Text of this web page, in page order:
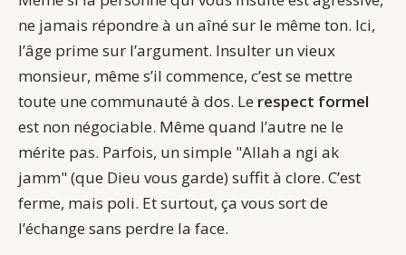
ne jamais répondre à un aîné sur le même ton. Ici,
l’âge prime sur l’argument. Insulter un vieux
monsieur, même s’il commence, c’est se mettre
toute une communauté à dos. Le respect formel
est non négociable. Même quand l’autre ne le
mérite pas. Parfois, un simple "Allah a ngi ak
jamm" (que Dieu vous garde) suffit à clore. C’est
ferme, mais poli. Et surtout, ça vous sort de
l’échange sans perdre la face.